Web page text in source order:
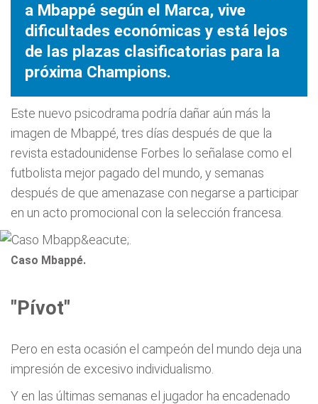
a Mbappé según el Marca, vive
dificultades económicas y está lejos
de las plazas clasificatorias para la
próxima Champions.
Este nuevo psicodrama podría dañar aún más la
imagen de Mbappé, tres días después de que la
revista estadounidense Forbes lo señalase como el
futbolista mejor pagado del mundo, y semanas
después de que amenazase con negarse a participar
en un acto promocional con la selección francesa.
Caso Mbappé.
"Pívot"
Pero en esta ocasión el campeón del mundo deja una
impresión de excesivo individualismo.
Y en las últimas semanas el jugador ha encadenado